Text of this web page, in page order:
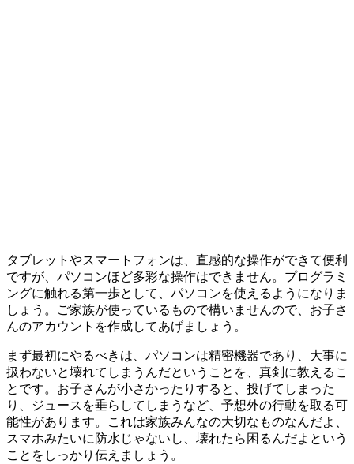
タブレットやスマートフォンは、直感的な操作ができて便利
ですが、パソコンほど多彩な操作はできません。プログラミ
ングに触れる第一歩として
、パソコンを使えるようになりま
しょう。
ご家族が使っているもので構いませんので、お子さ
んのアカウントを作成してあげましょう。
まず最初にやるべきは、パソコンは精密機器であり、大事に
扱わないと壊れてしまうんだということを、真剣に教えるこ
とです。お子さんが小さかったりすると、投げてしまった
り、ジュースを垂らしてしまうなど、予想外の行動を取る可
能性があります。これは家族みんなの大切なものなんだよ、
スマホみたいに防水じゃないし、壊れたら困るんだよという
ことをしっかり伝えましょう。